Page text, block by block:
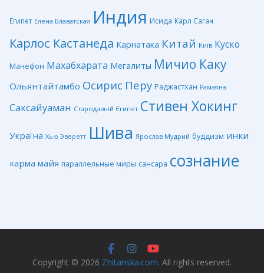
Египет Елена Блаватская Индия Исида Карл Саган
Карлос Кастанеда Карнатака Китай Київ Куско
Манефон Махабхарата Мегалиты Мичио Каку
Ольянтайтамбо Осирис Перу Раджастхан Рамаяна
Саксайуаман Стародавній Єгипет Стивен Хокинг
Україна Хью Эверетт Шива Ярослав Мудрий буддизм инки
карма майя параллельные миры сансара сознание
Copyright © 2026 Zhitanska.com. All rights reserved.